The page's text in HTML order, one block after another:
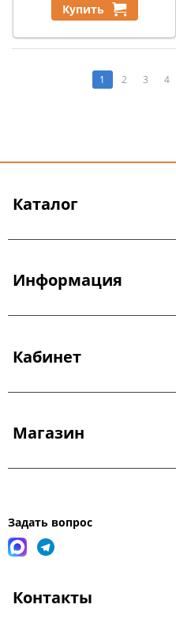
Купить
1 2 3 4
Каталог
Информация
Кабинет
Магазин
Задать вопрос
Контакты